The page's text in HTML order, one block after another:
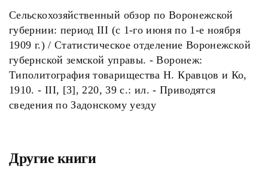
Сельскохозяйственный обзор по Воронежской
губернии: период III (с 1-го июня по 1-е ноября
1909 г.) / Статистическое отделение Воронежской
губернской земской управы. - Воронеж:
Типолитография товарищества Н. Кравцов и Ко,
1910. - III, [3], 220, 39 с.: ил. - Приводятся
сведения по Задонскому уезду
Другие книги